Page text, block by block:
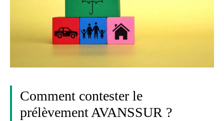
Comment contester le
prélèvement AVANSSUR ?